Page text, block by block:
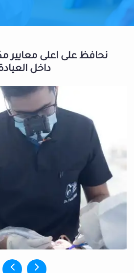
نحافظ على اعلى معايير
داخل